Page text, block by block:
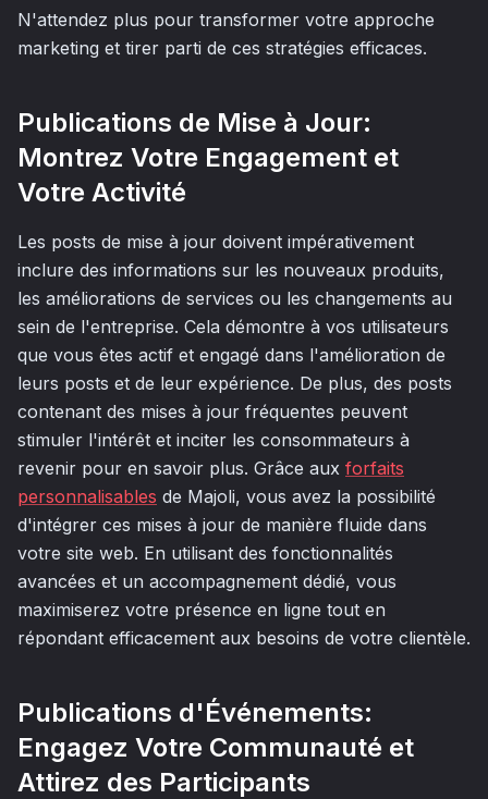
N'attendez plus pour transformer votre approche
marketing et tirer parti de ces stratégies efficaces.
Publications de Mise à Jour:
Montrez Votre Engagement et
Votre Activité
Les posts de mise à jour doivent impérativement
inclure des informations sur les nouveaux produits,
les améliorations de services ou les changements au
sein de l'entreprise. Cela démontre à vos utilisateurs
que vous êtes actif et engagé dans l'amélioration de
leurs posts et de leur expérience. De plus, des posts
contenant des mises à jour fréquentes peuvent
stimuler l'intérêt et inciter les consommateurs à
revenir pour en savoir plus. Grâce aux forfaits
personnalisables de Majoli, vous avez la possibilité
d'intégrer ces mises à jour de manière fluide dans
votre site web. En utilisant des fonctionnalités
avancées et un accompagnement dédié, vous
maximiserez votre présence en ligne tout en
répondant efficacement aux besoins de votre clientèle.
Publications d'Événements:
Engagez Votre Communauté et
Attirez des Participants